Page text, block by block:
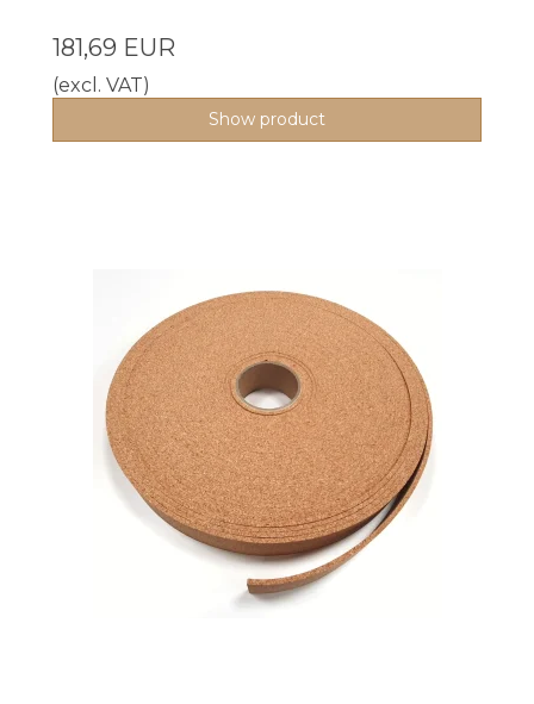
181,69 EUR
(excl. VAT)
Show product